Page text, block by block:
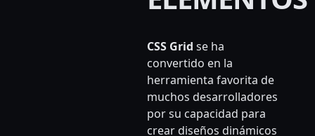
CSS Grid se ha
convertido en la
herramienta favorita de
muchos desarrolladores
por su capacidad para
crear diseños dinámicos